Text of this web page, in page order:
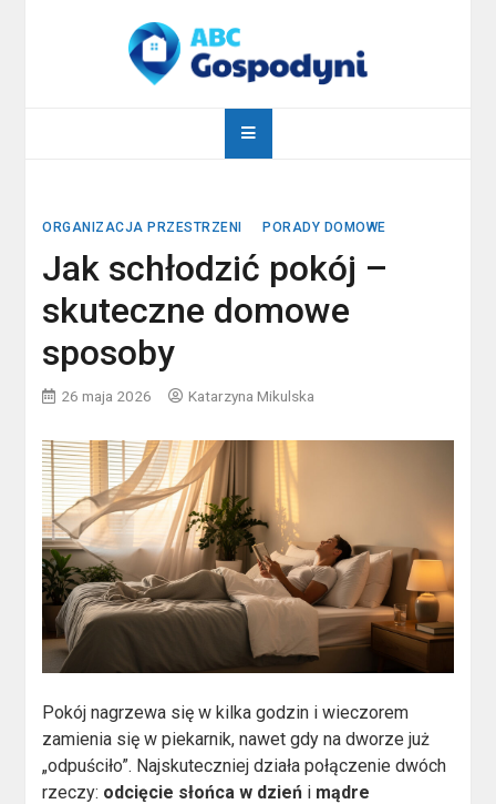
abcgospodyni.pl
ORGANIZACJA PRZESTRZENI PORADY DOMOWE
Jak schłodzić pokój –
skuteczne domowe
sposoby
26 maja 2026 Katarzyna Mikulska
Pokój nagrzewa się w kilka godzin i wieczorem
zamienia się w piekarnik, nawet gdy na dworze już
„odpuściło”. Najskuteczniej działa połączenie dwóch
rzeczy: odcięcie słońca w dzień i mądre